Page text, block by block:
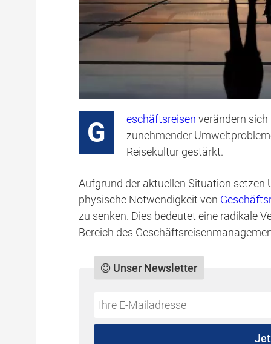
G eschäftsreisen verändern sich
zunehmender
Reisekultur gestärkt.
Aufgrund der aktuellen Situation setzen
physische Notwendigkeit von
zu senken. Dies bedeutet eine radikale
Bereich des
Do
Unser Newsletter
*Ihre